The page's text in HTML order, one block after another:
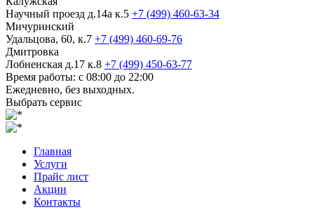
Научный проезд д.14а к.5 +7 (499) 460-63-34
Мичуринский
Удальцова, 60, к.7 +7 (499) 460-69-76
Дмитровка
Лобненская д.17 к.8 +7 (499) 450-63-77
Время работы: с 08:00 до 22:00
Ежедневно, без выходных.
Выбрать сервис
Главная
Услуги
Прайс лист
Акции
Контакты